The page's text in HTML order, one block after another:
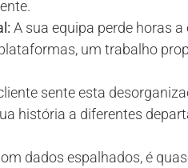
A sua equipa perde horas
um trabalho
sente esta
história a diferentes
dados espalhados, é